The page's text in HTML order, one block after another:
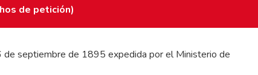
de petición)
de septiembre de 1895 expedida por el Ministerio de